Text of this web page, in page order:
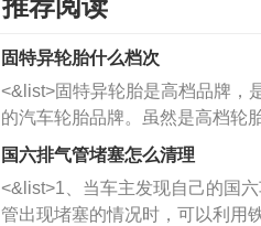
推荐阅读
固特异轮胎什么档次
<&list>固特异轮胎是高档品牌，
的汽车轮胎品牌。虽然是高档轮
牌，但是中高低端的轮胎都有生产
也是为了更好的开拓市场。
国六排气管堵塞怎么清理
<&list>1、当车主发现自己的国
管出现堵塞的情况时，可以利用